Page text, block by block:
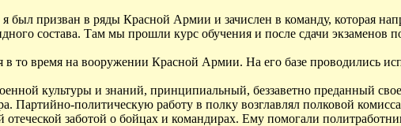
был призван в ряды Красной Армии и зачислен в команду, которая
состава. Там мы прошли курс обучения и после сдачи экзаменов
то время на вооружении Красной Армии. На его базе проводились
культуры и знаний, принципиальный, беззаветно преданный
Партийно-политическую работу в полку возглавлял полковой
заботой о бойцах и командирах. Ему помогали